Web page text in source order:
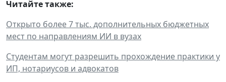
Читайте также:
Открыто более 7 тыс. дополнительных бюджетных
мест по направлениям ИИ в вузах
Студентам могут разрешить прохождение практики у
ИП, нотариусов и адвокатов